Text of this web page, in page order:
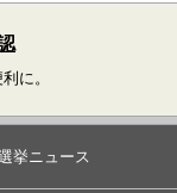
に。
挙ニュース